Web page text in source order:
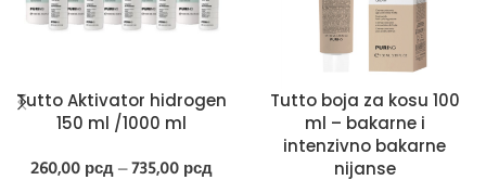
Tutto Aktivator hidrogen
150 ml /1000 ml
260,00 рсд – 735,00 рсд
Tutto boja za kosu 100
ml – bakarne i
intenzivno bakarne
nijanse